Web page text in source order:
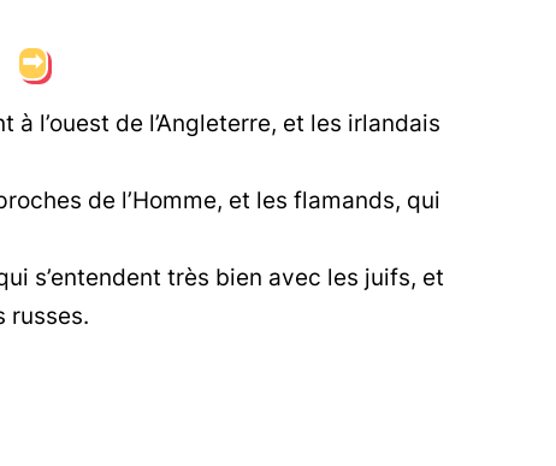
➡
l’ouest de l’Angleterre, et les irlandais
de l’Homme, et les flamands, qui
s’entendent très bien avec les juifs, et
russes.